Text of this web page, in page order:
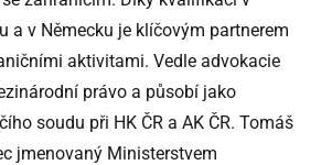
a v Německu je klíčovým partnerem
aktivitami. Vedle advokacie
právo a působí jako
soudu při HK ČR a AK ČR. Tomáš
jmenovaný Ministerstvem